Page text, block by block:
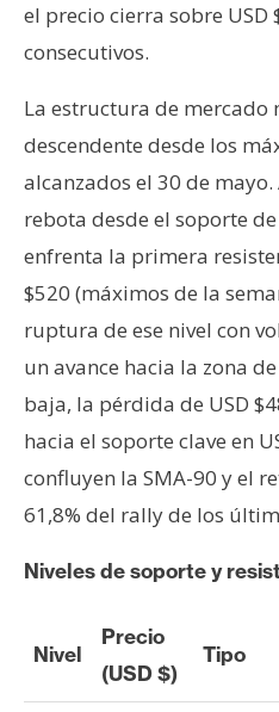
el precio cierra sobre USD
consecutivos.
La estructura de mercado
descendente desde los
alcanzados el 30 de
rebota desde el soporte
enfrenta la primera
$520 (máximos de la
ruptura de ese nivel con
un avance hacia la zona
baja, la pérdida de USD
hacia el soporte clave en
confluyen la SMA-90 y el
61,8% del rally de los
Niveles de soporte y
Nivel
Precio
(USD $)
Tipo